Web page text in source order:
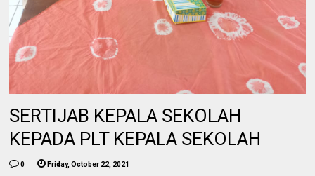
SERTIJAB KEPALA SEKOLAH
KEPADA PLT KEPALA SEKOLAH
0 Friday, October 22, 2021